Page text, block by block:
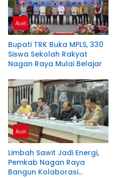
Aceh
Bupati TRK Buka MPLS, 330
Siswa Sekolah Rakyat
Nagan Raya Mulai Belajar
Aceh
Limbah Sawit Jadi Energi,
Pemkab Nagan Raya
Bangun Kolaborasi